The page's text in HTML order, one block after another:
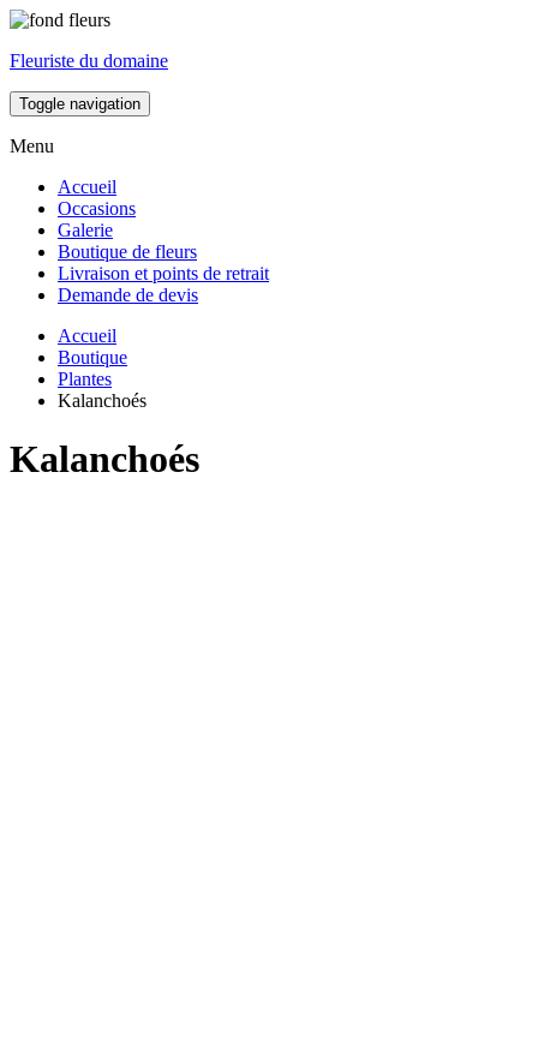
Fleuriste du domaine
Toggle navigation
Menu
Accueil
Occasions
Galerie
Boutique de fleurs
Livraison et points de retrait
Demande de devis
Accueil
Boutique
Plantes
Kalanchoés
Kalanchoés